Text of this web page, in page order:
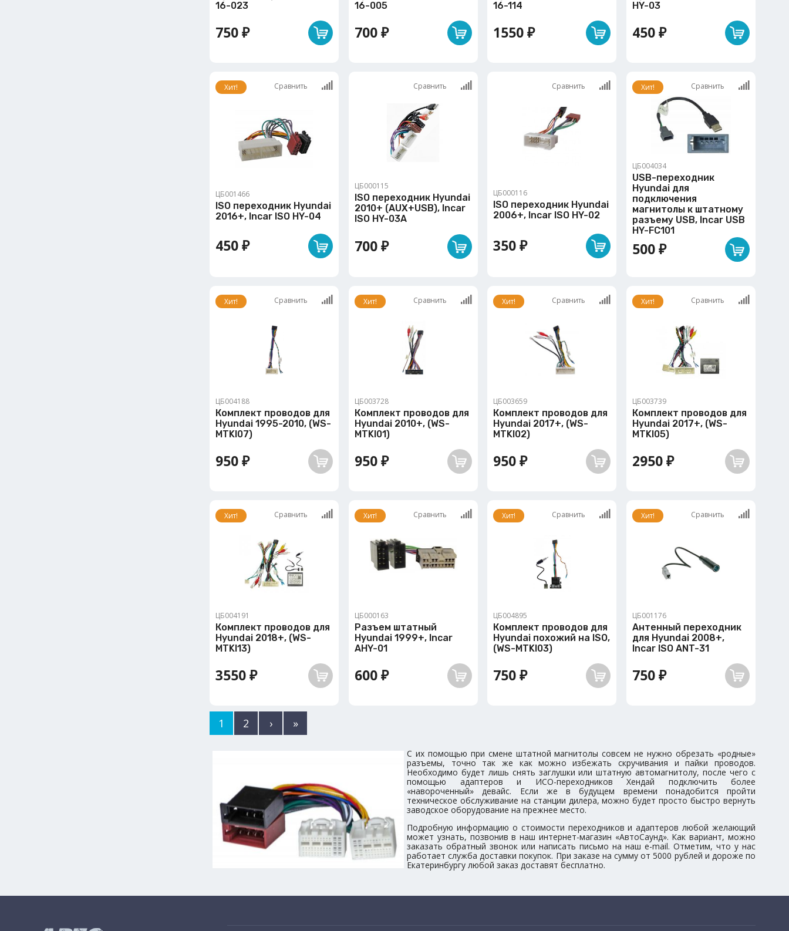
16-023
750 ₽
16-005
700 ₽
16-114
1550 ₽
HY-03
450 ₽
Хит! Сравнить
ЦБ001466
ISO переходник Hyundai
2016+, Incar ISO HY-04
450 ₽
Сравнить
ЦБ000115
ISO переходник Hyundai
2010+ (AUX+USB), Incar
ISO HY-03A
700 ₽
Сравнить
ЦБ000116
ISO переходник Hyundai
2006+, Incar ISO HY-02
350 ₽
Хит! Сравнить
ЦБ004034
USB-переходник
Hyundai для
подключения
магнитолы к штатному
разъему USB, Incar USB
HY-FC101
500 ₽
Хит! Сравнить
ЦБ004188
Комплект проводов для
Hyundai 1995-2010, (WS-
MTKI07)
950 ₽
Хит! Сравнить
ЦБ003728
Комплект проводов для
Hyundai 2010+, (WS-
MTKI01)
950 ₽
Хит! Сравнить
ЦБ003659
Комплект проводов для
Hyundai 2017+, (WS-
MTKI02)
950 ₽
Хит! Сравнить
ЦБ003739
Комплект проводов для
Hyundai 2017+, (WS-
MTKI05)
2950 ₽
Хит! Сравнить
ЦБ004191
Комплект проводов для
Hyundai 2018+, (WS-
MTKI13)
3550 ₽
Хит! Сравнить
ЦБ000163
Разъем штатный
Hyundai 1999+, Incar
AHY-01
600 ₽
Хит! Сравнить
ЦБ004895
Комплект проводов для
Hyundai похожий на ISO,
(WS-MTKI03)
750 ₽
Хит! Сравнить
ЦБ001176
Антенный переходник
для Hyundai 2008+,
Incar ISO ANT-31
750 ₽
1 2 › »
С их помощью при смене штатной магнитолы совсем не нужно обрезать «родные»
разъемы, точно так же как можно избежать скручивания и пайки проводов.
Необходимо будет лишь снять заглушки или штатную автомагнитолу, после чего с
помощью адаптеров и ИСО-переходников Хендай подключить более
«навороченный» девайс. Если же в будущем времени понадобится пройти
техническое обслуживание на станции дилера, можно будет просто быстро вернуть
заводское оборудование на прежнее место.
Подробную информацию о стоимости переходников и адаптеров любой желающий
может узнать, позвонив в наш интернет-магазин «АвтоСаунд». Как вариант, можно
заказать обратный звонок или написать письмо на наш e-mail. Отметим, что у нас
работает служба доставки покупок. При заказе на сумму от 5000 рублей и дороже по
Екатеринбургу любой заказ доставят бесплатно.